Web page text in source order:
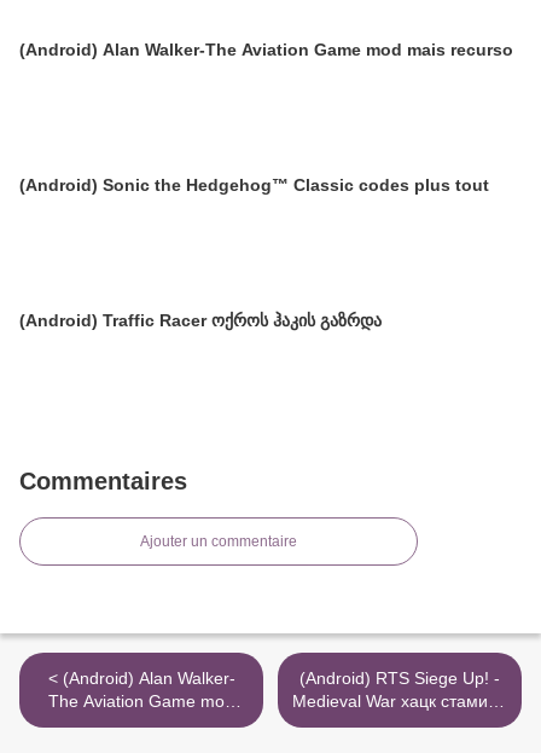
(Android) Alan Walker-The Aviation Game mod mais recurso
(Android) Sonic the Hedgehog™ Classic codes plus tout
(Android) Traffic Racer ოქროს ჰაკის გაზრდა
Commentaires
Ajouter un commentaire
< (Android) Alan Walker-
The Aviation Game mod
mais recurso
(Android) RTS Siege Up! -
Medieval War хацк стамина
>